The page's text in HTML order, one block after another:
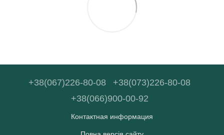
+38(067)226-80-08
+38(073)226-80-08
+38(066)900-00-92
Контактная информация